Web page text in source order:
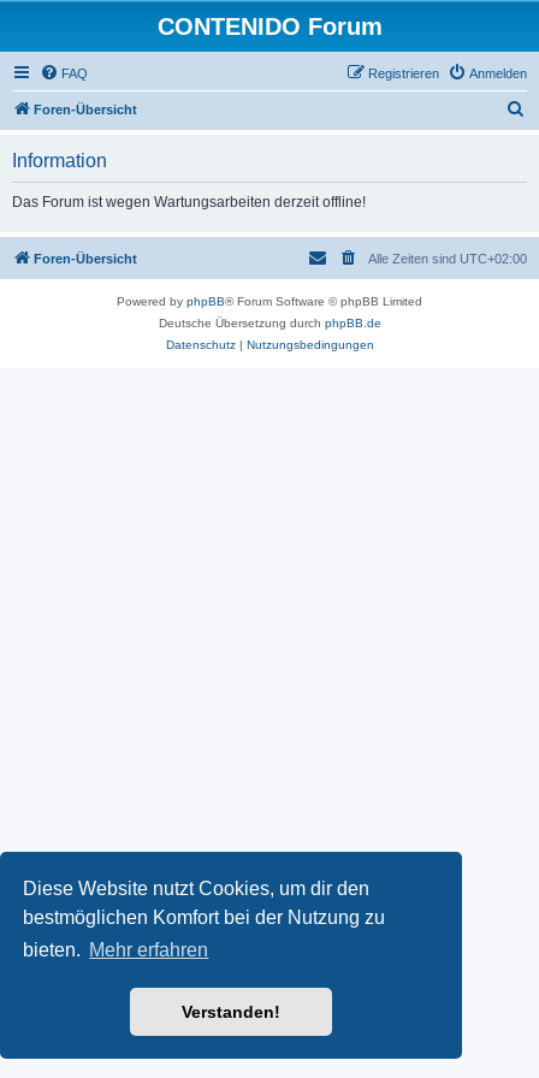
Diese Website nutzt Cookies, um dir den
bestmöglichen Komfort bei der Nutzung zu
bieten. Mehr erfahren
Verstanden!
CONTENIDO Forum
FAQ Anmelden
Registrieren
Foren-Übersicht
Information
Das Forum ist wegen Wartungsarbeiten derzeit offline!
Foren-Übersicht Alle Zeiten sind UTC+02:00
Powered by phpBB® Forum Software © phpBB Limited
Deutsche Übersetzung durch phpBB.de
Datenschutz| Nutzungsbedingungen